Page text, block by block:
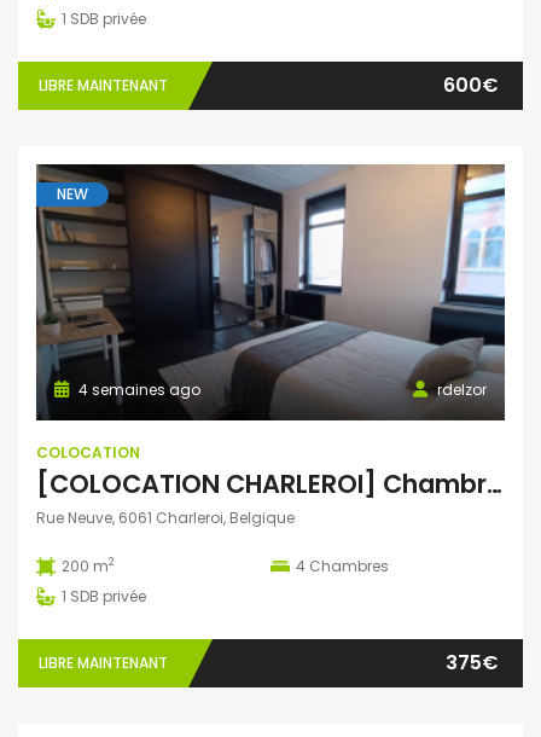
1 SDB privée
LIBRE MAINTENANT 600€
NEW
rdelzor
4 semaines ago
COLOCATION
[COLOCATION CHARLEROI] Chambres meublées dans une grande maison de 200 m² avec jardin
Rue Neuve, 6061 Charleroi, Belgique
200 m2 4 Chambres
1 SDB privée
LIBRE MAINTENANT 375€